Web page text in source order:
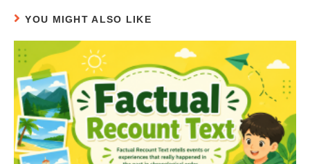
YOU MIGHT ALSO LIKE